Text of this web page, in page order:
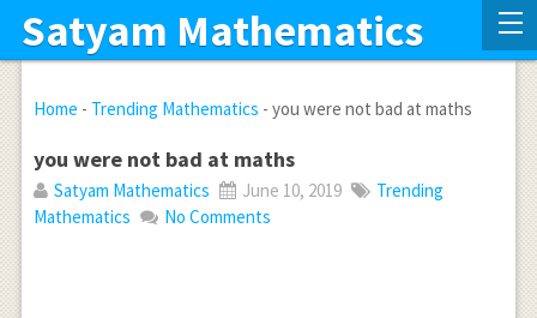
Satyam Mathematics
Home - Trending Mathematics - you were not bad at maths
you were not bad at maths
Satyam Mathematics June 10, 2019
Trending
Mathematics
No Comments